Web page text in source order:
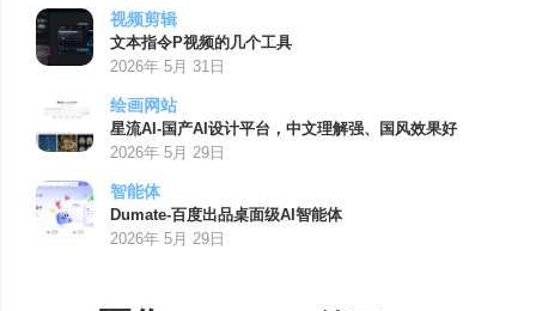
视频剪辑
文本指令P视频的几个工具
2026年 5月 31日
绘画网站
星流AI-国产AI设计平台，中文理解强、国风效果好
2026年 5月 29日
智能体
Dumate-百度出品桌面级AI智能体
2026年 5月 29日